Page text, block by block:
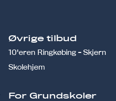
Øvrige tilbud
10'eren Ringkøbing - Skjern
Skolehjem
For Grundskoler